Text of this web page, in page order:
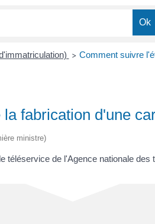
> Comment suivre
fabrication d'une
ministre)
téléservice de l'Agence nationale